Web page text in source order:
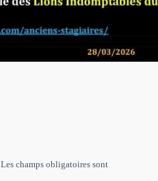
Les champs obligatoires sont